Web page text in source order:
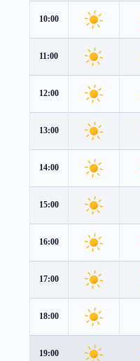
10:00
11:00
12:00
13:00
14:00
15:00
16:00
17:00
18:00
19:00